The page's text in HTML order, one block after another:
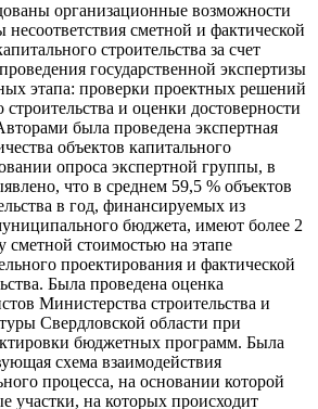
организационные возмож­ности
сметной и фактической
строительства за счет
государственной экспертизы
этапа: проверки проектных решений
строительства и оценки достоверности
была проведена экспертная
объектов капитального
опроса экспертной группы, в
что в среднем 59,5 % объектов
в год, финансируемых из
бюджета, имеют более 2
сметной стоимостью на этапе
проектирования и фактической
Была проведена оценка
Министерства строительства и
Свердловской области при
бюджетных программ. Была
схема взаимодействия
процесса, на основании которой
участки, на которых происходит